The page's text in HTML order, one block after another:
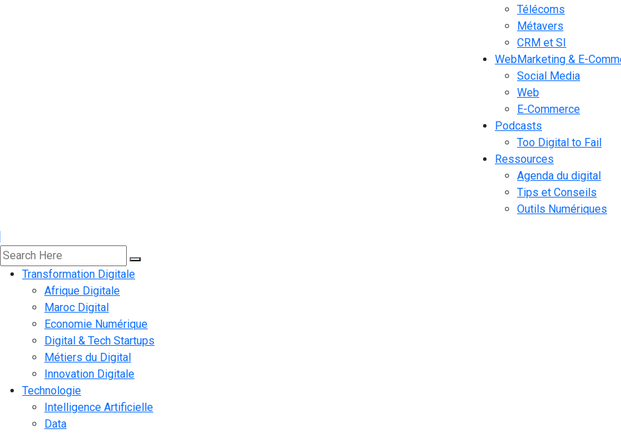
Télécoms
Métavers
CRM et SI
WebMarketing & E-
Social Media
Web
E-Commerce
Podcasts
Too Digital to Fail
Ressources
Agenda du digital
Tips et Conseils
Outils Numériques
Transformation Digitale
Afrique Digitale
Maroc Digital
Economie Numérique
Digital & Tech Startups
Métiers du Digital
Innovation Digitale
Technologie
Intelligence Artificielle
Data